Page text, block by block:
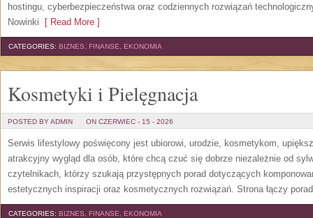
hostingu, cyberbezpieczeństwa oraz codziennych rozwiązań
Nowinki [ Read More ]
CATEGORIES: BIZNES, FINANSE, EKONOMIA
Kosmetyki i Pielęgnacja
POSTED BY ADMIN ON CZERWIEC - 15 - 2026
Serwis lifestylowy poświęcony jest ubiorowi, urodzie, kosmetykom,
atrakcyjny wygląd dla osób, które chcą czuć się dobrze niezależnie od
czytelnikach, którzy szukają przystępnych porad dotyczących
estetycznych inspiracji oraz kosmetycznych rozwiązań. Strona łączy
CATEGORIES: BIZNES, FINANSE, EKONOMIA